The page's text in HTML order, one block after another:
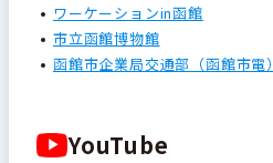
ワーケーションin函館
市立函館博物館
函館市企業局交通部（函館市電）
YouTube